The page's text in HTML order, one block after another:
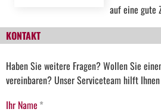
auf eine gute
KONTAKT
Haben Sie weitere Fragen? Wollen Sie
vereinbaren? Unser Serviceteam hilft
Ihr Name *